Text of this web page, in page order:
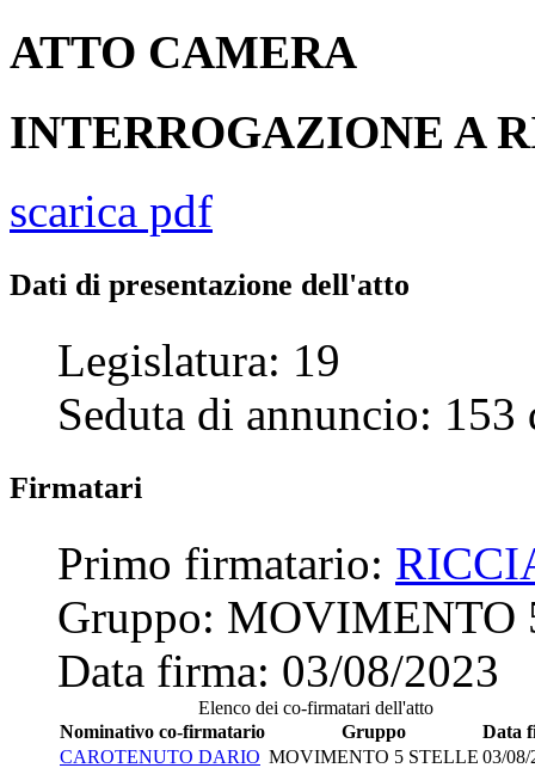
ATTO CAMERA
INTERROGAZIONE A
scarica pdf
Dati di presentazione dell'atto
Legislatura: 19
Seduta di annuncio: 153
Firmatari
Primo firmatario:
Gruppo: MOVIMENTO
Data firma: 03/08/2023
Elenco dei co-firmatari dell'atto
Nominativo co-firmatario
Gruppo
Data
CAROTENUTO DARIO MOVIMENTO 5 STELLE 03/08/